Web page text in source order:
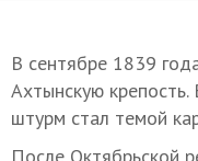
В сентябре 1839
Ахтынскую крепость.
штурм стал темой
После Октябрьской